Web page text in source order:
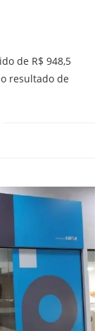
de R$ 948,5
resultado de